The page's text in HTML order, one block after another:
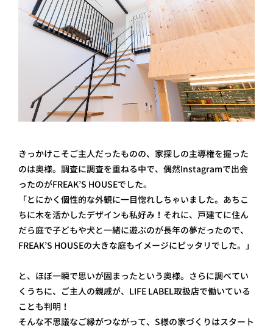
きっかけこそご主人だったものの、家探しの主導権を握った
のは奥様。調査に調査を重ねる中で、偶然Instagramで出会
ったのがFREAK’S HOUSEでした。
「とにかく個性的な外観に一目惚れしちゃいました。あちこ
ちに木を活かしたデザインも私好み！それに、戸建てに住ん
だら庭で子どもや犬と一緒に遊ぶのが長年の夢だったので、
FREAK’S HOUSEの大きな庭もイメージにピッタリでした。」
と、ほぼ一瞬で思いが固まったという奥様。さらに調べてい
くうちに、ご主人の親戚が、LIFE LABEL取扱店で働いている
ことも判明！
そんな不思議なご縁がつながって、S様の家づくりはスタート